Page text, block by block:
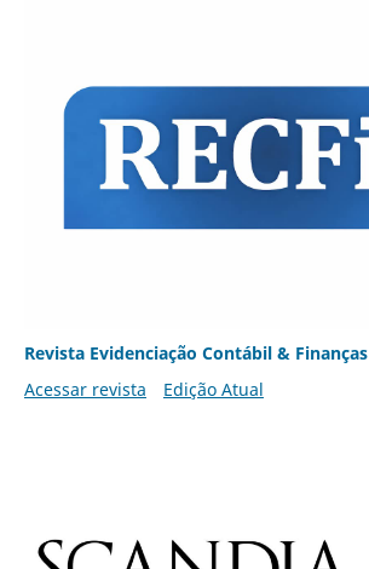
Revista Evidenciação Contábil & Finanças
Acessar revista
Edição Atual